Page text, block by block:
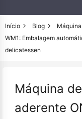
Início Blog
WM1: Embalagem
delicatessen
Máquina
aderente